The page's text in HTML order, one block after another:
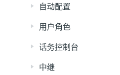
自动配置
用户角色
话务控制台
中继